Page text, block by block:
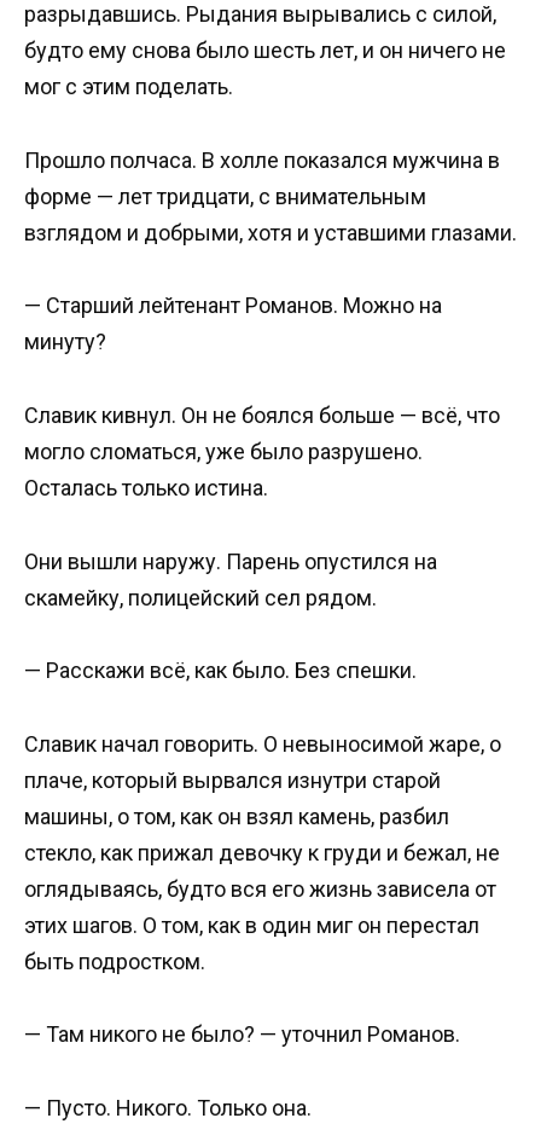
разрыдавшись. Рыдания вырывались с силой,
будто ему снова было шесть лет, и он ничего не
мог с этим поделать.
Прошло полчаса. В холле показался мужчина в
форме — лет тридцати, с внимательным
взглядом и добрыми, хотя и уставшими глазами.
— Старший лейтенант Романов. Можно на
минуту?
Славик кивнул. Он не боялся больше — всё, что
могло сломаться, уже было разрушено.
Осталась только истина.
Они вышли наружу. Парень опустился на
скамейку, полицейский сел рядом.
— Расскажи всё, как было. Без спешки.
Славик начал говорить. О невыносимой жаре, о
плаче, который вырвался изнутри старой
машины, о том, как он взял камень, разбил
стекло, как прижал девочку к груди и бежал, не
оглядываясь, будто вся его жизнь зависела от
этих шагов. О том, как в один миг он перестал
быть подростком.
— Там никого не было? — уточнил Романов.
— Пусто. Никого. Только она.